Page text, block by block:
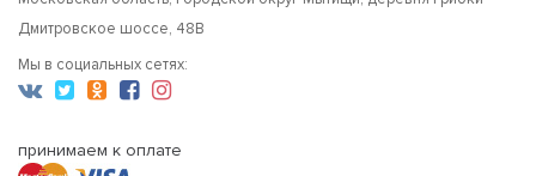
Дмитровское шоссе, 48В
Мы в социальных сетях:
принимаем к оплате